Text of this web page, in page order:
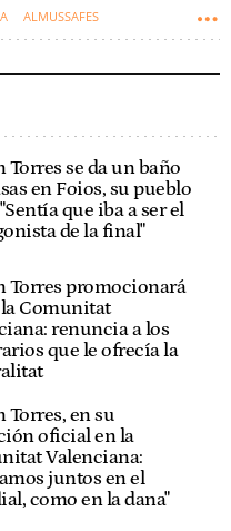
ALMUSSAFES
Torres se da un baño
en Foios, su pueblo
que iba a ser el
de la final"
Torres promocionará
Comunitat
renuncia a los
que le ofrecía la
Torres, en su
oficial en la
Valenciana:
juntos en el
como en la dana"